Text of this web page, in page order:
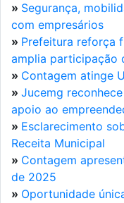
» Segurança,
com empresários
» Prefeitura reforça
amplia participação
» Contagem atinge
» Jucemg
apoio ao
» Esclarecimento
Receita Municipal
» Contagem
de 2025
» Oportunidade